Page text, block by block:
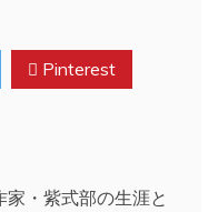
Pinterest